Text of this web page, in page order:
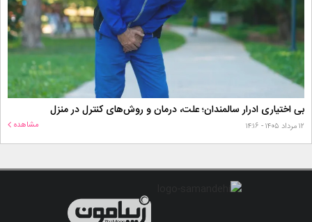
بی اختیاری ادرار سالمندان؛ علت، درمان و روش‌های کنترل در منزل
۱۲ مرداد ۱۴۰۵ - ۱۴:۱۶ مشاهده